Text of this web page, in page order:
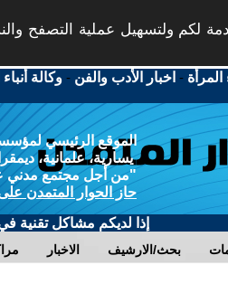
لكم ولتسهيل عملية التصفح
المرأة - اخبار الأدب والفن -وكالة أنباء
الموقع الرئيسي
يسارية، علمانية،
"من أجل مجتمع مدني
حاز الحوار المتمدن
إذا لديكم مشاكل تقنية
الاخبار بحث/الارشيف